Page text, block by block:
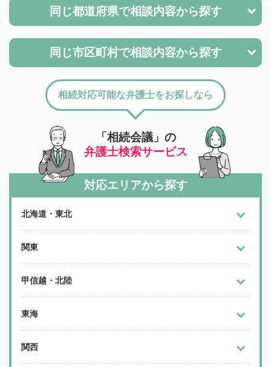
同じ都道府県で相談内容から探す
同じ市区町村で相談内容から探す
「相続会議」の
弁護士検索サービス
相続対応可能な弁護士をお探しなら
対応エリアから探す
北海道・東北
関東
甲信越・北陸
東海
関西